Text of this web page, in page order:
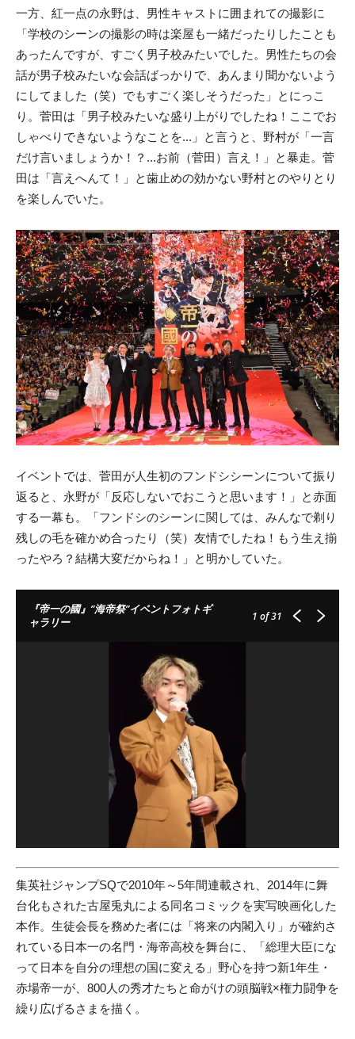
一方、紅一点の永野は、男性キャストに囲まれての撮影に
「学校のシーンの撮影の時は楽屋も一緒だったりしたことも
あったんですが、すごく男子校みたいでした。男性たちの会
話が男子校みたいな会話ばっかりで、あんまり聞かないよう
にしてました（笑）でもすごく楽しそうだった」とにっこ
り。菅田は「男子校みたいな盛り上がりでしたね！ここでお
しゃべりできないようなことを...」と言うと、野村が「一言
だけ言いましょうか！？...お前（菅田）言え！」と暴走。菅
田は「言えへんて！」と歯止めの効かない野村とのやりとり
を楽しんでいた。
イベントでは、菅田が人生初のフンドシシーンについて振り
返ると、永野が「反応しないでおこうと思います！」と赤面
する一幕も。「フンドシのシーンに関しては、みんなで剃り
残しの毛を確かめ合ったり（笑）友情でしたね！もう生え揃
ったやろ？結構大変だからね！」と明かしていた。
『帝一の國』”海帝祭”イベントフォトギ
ャラリー
1 of 31
集英社ジャンプSQで2010年～5年間連載され、2014年に舞
台化もされた古屋兎丸による同名コミックを実写映画化した
本作。生徒会長を務めた者には「将来の内閣入り」が確約さ
れている日本一の名門・海帝高校を舞台に、「総理大臣にな
って日本を自分の理想の国に変える」野心を持つ新1年生・
赤場帝一が、800人の秀才たちと命がけの頭脳戦×権力闘争を
繰り広げるさまを描く。